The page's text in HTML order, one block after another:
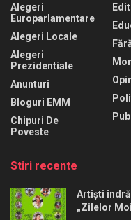
Alegeri
Europarlamentare
Alegeri Locale
Alegeri
Prezidentiale
Anunturi
Bloguri EMM
Chipuri De
Poveste
Stiri recente
Artiști
„Zilelor